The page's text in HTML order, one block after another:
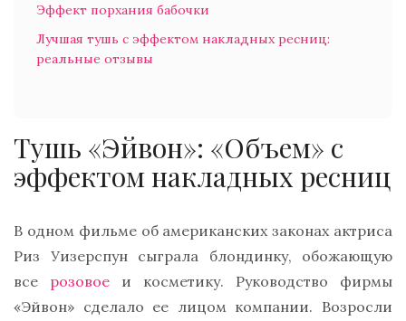
Эффект порхания бабочки
Лучшая тушь с эффектом накладных ресниц:
реальные отзывы
Тушь «Эйвон»: «Объем» с
эффектом накладных ресниц
В одном фильме об американских законах актриса
Риз Уизерспун сыграла блондинку, обожающую
все розовое и косметику. Руководство фирмы
«Эйвон» сделало ее лицом компании. Возросли